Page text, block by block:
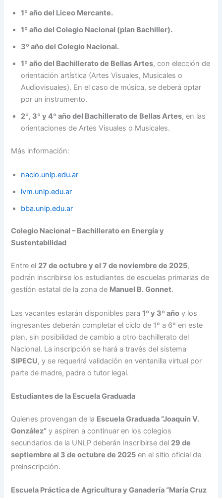
1º año del Liceo Mercante.
1º año del Colegio Nacional (plan Bachiller).
3º año del Colegio Nacional.
1º año del Bachillerato de Bellas Artes, con elección de
orientación artística (Artes Visuales, Musicales o
Audiovisuales). En el caso de música, se deberá optar
por un instrumento.
2º, 3º y 4º año del Bachillerato de Bellas Artes, en las
orientaciones de Artes Visuales o Musicales.
Más información:
nacio.unlp.edu.ar
lvm.unlp.edu.ar
bba.unlp.edu.ar
Colegio Nacional – Bachillerato en Energía y
Sustentabilidad
Entre el 27 de octubre y el 7 de noviembre de 2025,
podrán inscribirse los estudiantes de escuelas primarias de
gestión estatal de la zona de Manuel B. Gonnet.
Las vacantes estarán disponibles para1º y 3º año y los
ingresantes deberán completar el ciclo de 1º a 6º en este
plan, sin posibilidad de cambio a otro bachillerato del
Nacional. La inscripción se hará a través del sistema
SIPECU, y se requerirá validación en ventanilla virtual por
parte de madre, padre o tutor legal.
Estudiantes de la Escuela Graduada
Quienes provengan de la Escuela Graduada “Joaquín V.
González” y aspiren a continuar en los colegios
secundarios de la UNLP deberán inscribirse del 29 de
septiembre al 3 de octubre de 2025 en el sitio oficial de
preinscripción.
Escuela Práctica de Agricultura y Ganadería “María Cruz